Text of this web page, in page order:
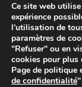
Ce site web
expérience
l'utilisation de
paramètres de
"Refuser" ou en
cookies pour
Page de politique
de confidentialité"